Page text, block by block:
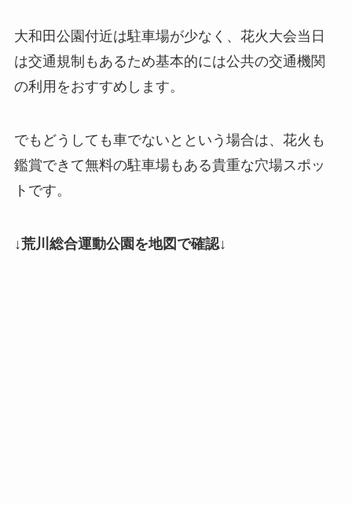
大和田公園付近は駐車場が少なく、花火大会当日
は交通規制もあるため基本的には公共の交通機関
の利用をおすすめします。
でもどうしても車でないとという場合は、花火も
鑑賞できて無料の駐車場もある貴重な穴場スポッ
トです。
↓荒川総合運動公園を地図で確認↓